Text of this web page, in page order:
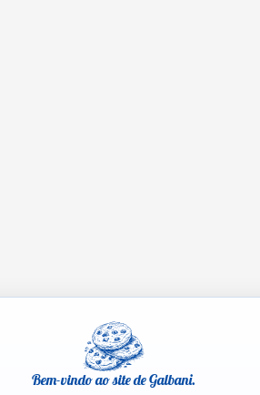
Bem-vindo ao site de Galbani.